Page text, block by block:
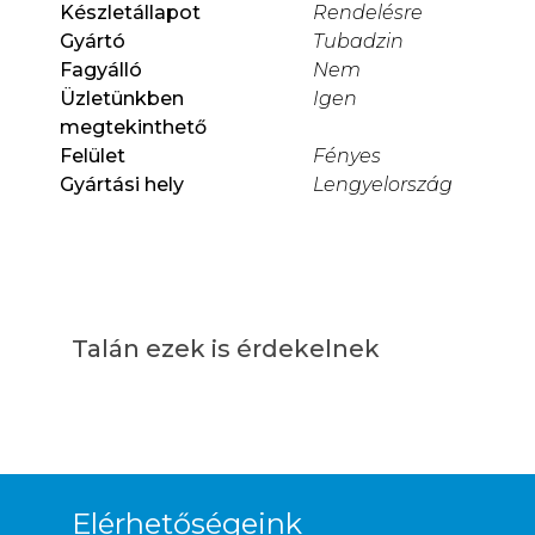
Készletállapot
Rendelésre
Gyártó
Tubadzin
Fagyálló
Nem
Üzletünkben
megtekinthető
Igen
Felület
Fényes
Gyártási hely
Lengyelország
Talán ezek is érdekelnek
Elérhetőségeink